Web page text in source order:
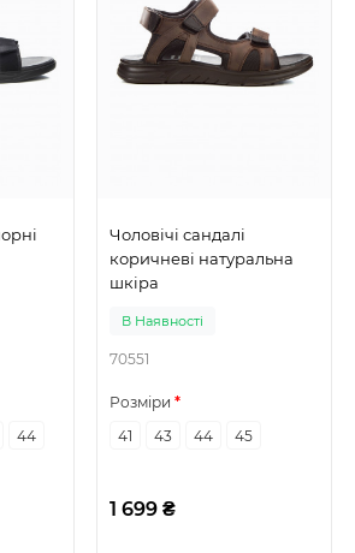
44
Чоловічі сандалі
коричневі натуральна
шкіра
В Наявності
70551
Розміри
41
43 44 45
1 699 ₴